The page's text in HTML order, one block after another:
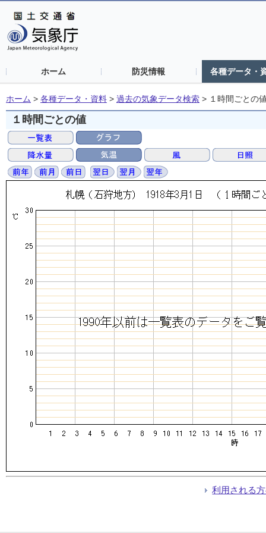
ホーム 防災情報 各種データ・
ホーム > 各種データ・資料 > 過去の気象データ検索 > １時間ごとの
１時間ごとの値
利用される